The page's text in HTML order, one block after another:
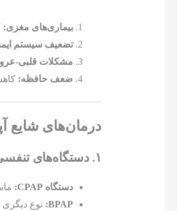
بیماری‌های مغزی:
تضعیف سیستم
مشکلات قلبی-
ضعف حافظه:
درمان‌های شایع
۱. دستگاه‌های تنفسی
دستگاه CPAP:
BPAP:
نوع